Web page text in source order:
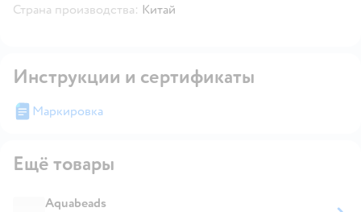
Страна производства: Китай
Инструкции и сертификаты
Маркировка
Ещё товары
Aquabeads